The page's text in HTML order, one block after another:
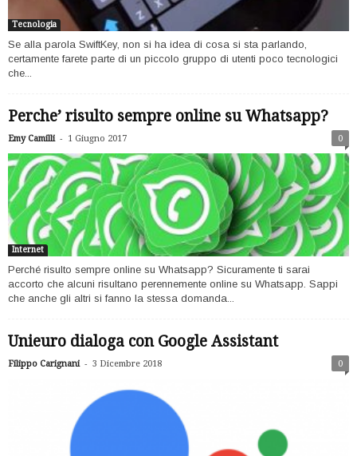
Tecnologia
Se alla parola SwiftKey, non si ha idea di cosa si sta parlando,
certamente farete parte di un piccolo gruppo di utenti poco tecnologici
che...
Perche’ risulto sempre online su Whatsapp?
Emy Camilli - 1 Giugno 2017 0
Internet
Perché risulto sempre online su Whatsapp? Sicuramente ti sarai
accorto che alcuni risultano perennemente online su Whatsapp. Sappi
che anche gli altri si fanno la stessa domanda...
Unieuro dialoga con Google Assistant
Filippo Carignani - 3 Dicembre 2018 0